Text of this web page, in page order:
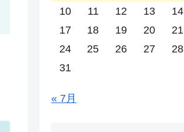
10
11 12 13 14
17
18 19 20 21
24
25 26 27 28
31
« 7月